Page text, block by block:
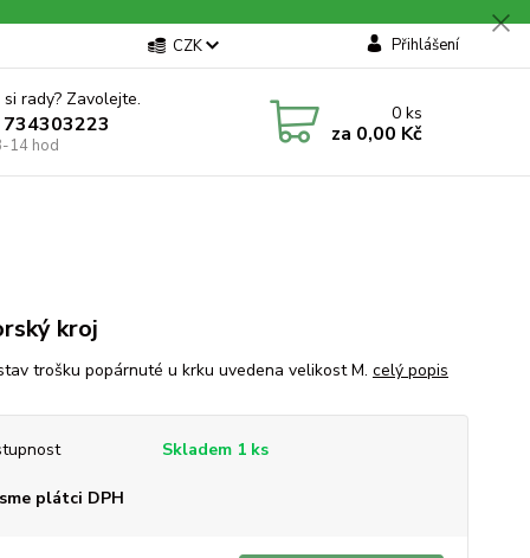
CZK Přihlášení
rady? Zavolejte.
14 hod
0ks
za 0,00 Kč
kroj
trošku popárnuté u krku uvedena velikost M. celý popis
Skladem 1 ks
plátci DPH